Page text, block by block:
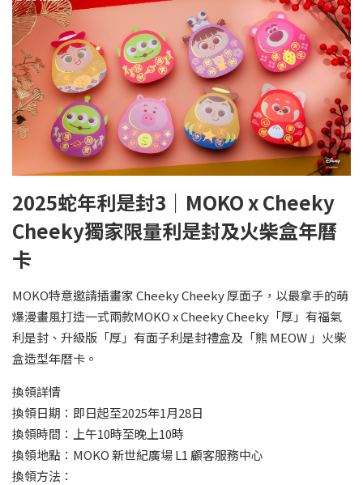
2025蛇年利是封3｜MOKO x Cheeky
Cheeky獨家限量利是封及火柴盒年曆
卡
MOKO特意邀請插畫家 Cheeky Cheeky 厚面子，以最拿手的萌
爆漫畫風打造一式兩款MOKO x Cheeky Cheeky「厚」有福氣
利是封、升級版「厚」有面子利是封禮盒及「熊 MEOW 」火柴
盒造型年曆卡。
換領詳情
換領日期：即日起至2025年1月28日
換領時間：上午10時至晚上10時
換領地點：MOKO 新世紀廣場 L1 顧客服務中心
換領方法：